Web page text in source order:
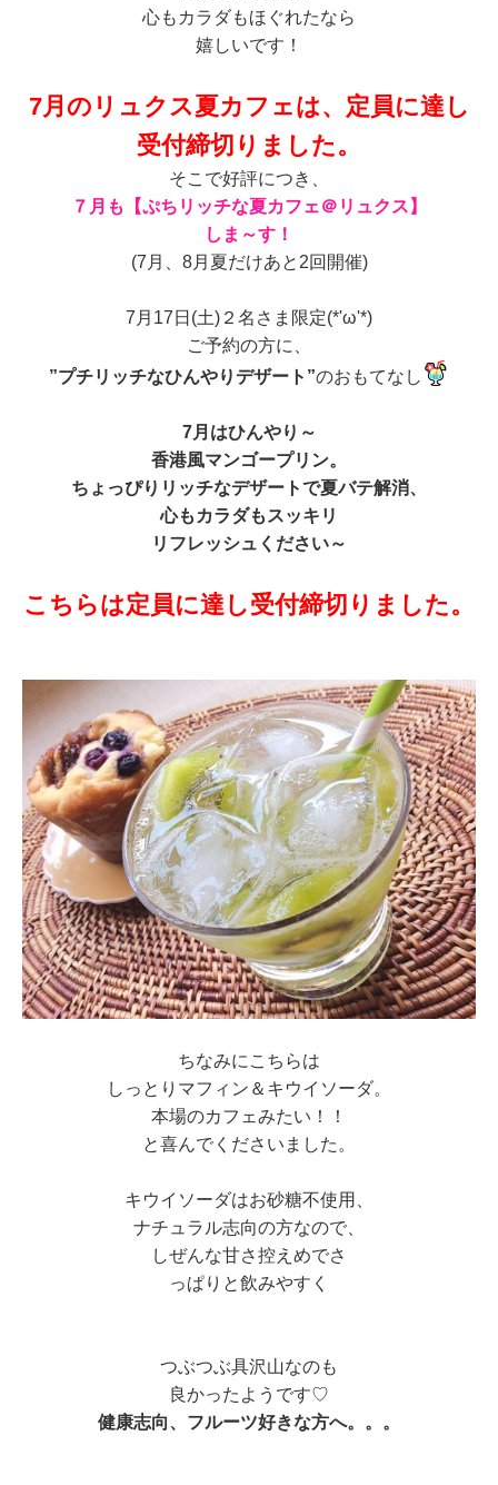
心もカラダもほぐれたなら
嬉しいです！
7月のリュクス夏カフェは、定員に達し
受付締切りました。
そこで好評につき、
７月も【ぷちリッチな夏カフェ＠リュクス】
しま～す！
(7月、8月夏だけあと2回開催)
7月17日(土)２名さま限定(*'ω'*)
ご予約の方に、
”プチリッチなひんやりデザート”のおもてなし
7月はひんやり～
香港風マンゴープリン。
ちょっぴりリッチなデザートで夏バテ解消、
心もカラダもスッキリ
リフレッシュください～
こちらは定員に達し受付締切りました。
ちなみにこちらは
しっとりマフィン＆キウイソーダ。
本場のカフェみたい！！
と喜んでくださいました。
キウイソーダはお砂糖不使用、
ナチュラル志向の方なので、
しぜんな甘さ控えめでさ
っぱりと飲みやすく
つぶつぶ具沢山なのも
良かったようです♡
健康志向、フルーツ好きな方へ。。。